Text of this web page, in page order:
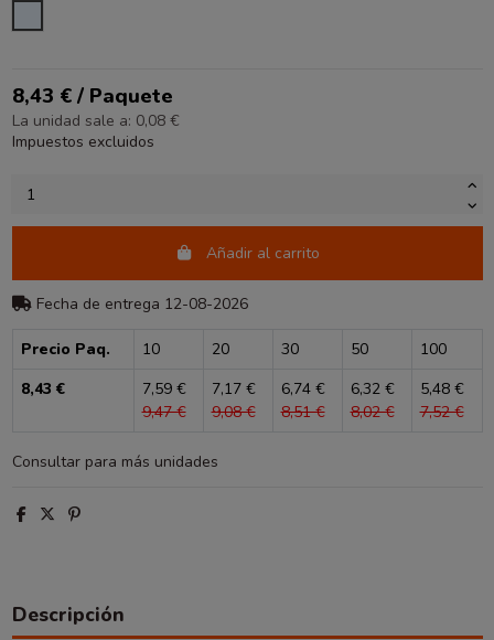
8,43 € / Paquete
La unidad sale a: 0,08 €
Impuestos excluidos
Añadir al carrito
Fecha de entrega 12-08-2026
Precio Paq. 10 20 30 50
100
8,43 €
7,59 €
9,47 €
7,17 €
9,08 €
6,74 €
8,51 €
6,32 €
8,02 €
5,48 €
7,52 €
Consultar para más unidades
Descripción